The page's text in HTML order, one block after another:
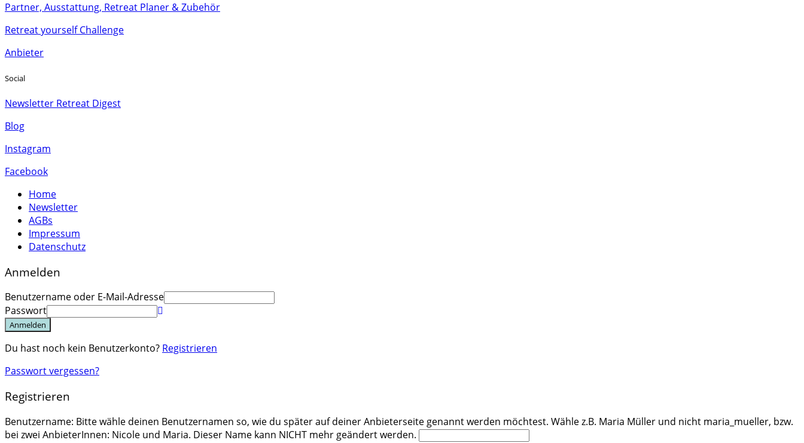
Partner, Ausstattung, Retreat Planer & Zubehör
Retreat yourself Challenge
Anbieter
Social
Newsletter Retreat Digest
Blog
Instagram
Facebook
Home
Newsletter
AGBs
Impressum
Datenschutz
Anmelden
Benutzername oder E-Mail-Adresse
Passwort
Anmelden
Du hast noch kein Benutzerkonto? Registrieren
Passwort vergessen?
Registrieren
Benutzername: Bitte wähle deinen Benutzernamen so, wie du später auf deiner Anbieterseite genannt werden möchtest. Wähle z.B. Maria Müller und nicht maria_mueller, bzw.
bei zwei AnbieterInnen: Nicole und Maria. Dieser Name kann NICHT mehr geändert werden.